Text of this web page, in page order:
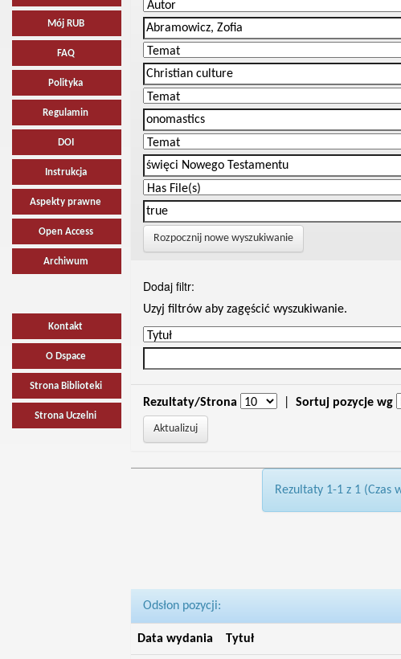
Mój RUB
FAQ
Polityka
Regulamin
DOI
Instrukcja
Aspekty prawne
Open Access
Archiwum
Kontakt
O Dspace
Strona Biblioteki
Strona Uczelni
Rozpocznij nowe wyszukiwanie
Dodaj filtr:
Uzyj filtrów aby zagęścić wyszukiwanie.
Rezultaty/Strona Sortuj pozycje wg
Rezultaty 1-1 z 1 (Czas
Odsłon pozycji:
Data wydania Tytuł